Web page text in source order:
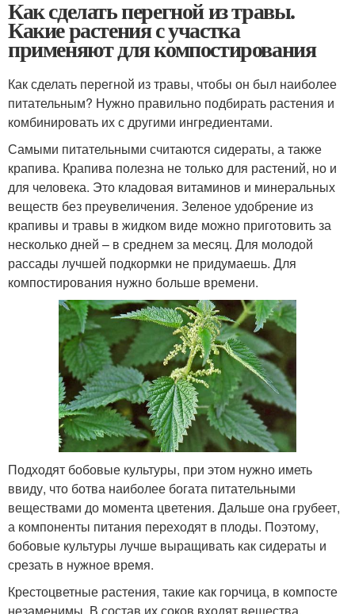
Как сделать перегной из травы.
Какие растения с участка
применяют для компостирования
Как сделать перегной из травы, чтобы он был наиболее
питательным? Нужно правильно подбирать растения и
комбинировать их с другими ингредиентами.
Самыми питательными считаются сидераты, а также
крапива. Крапива полезна не только для растений, но и
для человека. Это кладовая витаминов и минеральных
веществ без преувеличения. Зеленое удобрение из
крапивы и травы в жидком виде можно приготовить за
несколько дней – в среднем за месяц. Для молодой
рассады лучшей подкормки не придумаешь. Для
компостирования нужно больше времени.
Подходят бобовые культуры, при этом нужно иметь
ввиду, что ботва наиболее богата питательными
веществами до момента цветения. Дальше она грубеет,
а компоненты питания переходят в плоды. Поэтому,
бобовые культуры лучше выращивать как сидераты и
срезать в нужное время.
Крестоцветные растения, такие как горчица, в компосте